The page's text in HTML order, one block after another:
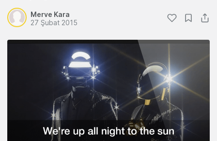
Merve Kara
27 Şubat 2015